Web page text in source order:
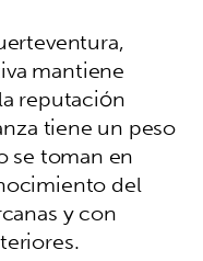
mantiene
reputación
tiene un peso
se toman en
del
y con